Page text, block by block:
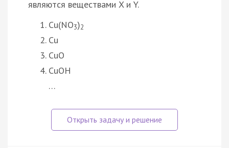
являются веществами X и Y.
Cu(NO3)2
Cu
CuO
CuOH
…